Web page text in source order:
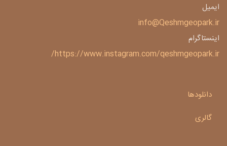
ایمیل
info@Qeshmgeopark.ir
اینستاگرام
https://www.instagram.com/qeshmgeopark.ir/
دانلودها
گالری